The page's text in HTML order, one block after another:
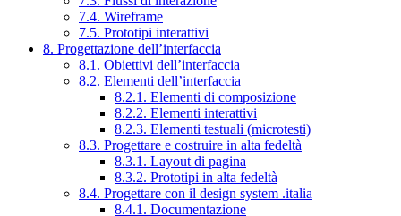
7.4. Wireframe
7.5. Prototipi interattivi
8. Progettazione dell’interfaccia
8.1. Obiettivi dell’interfaccia
8.2. Elementi dell’interfaccia
8.2.1. Elementi di composizione
8.2.2. Elementi interattivi
8.2.3. Elementi testuali (microtesti)
8.3. Progettare e costruire in alta fedeltà
8.3.1. Layout di pagina
8.3.2. Prototipi in alta fedeltà
8.4. Progettare con il design system .italia
8.4.1. Documentazione